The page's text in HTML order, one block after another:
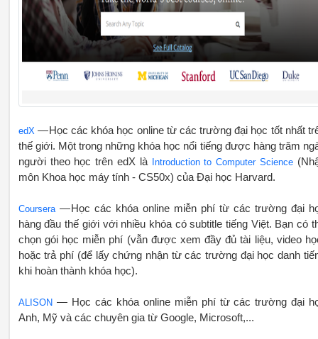
edX — Học các khóa học online từ các trường đại học tốt nhất
thế giới. Một trong những khóa học nổi tiếng được hàng trăm
người theo học trên edX là Introduction to Computer Science
môn Khoa học máy tính - CS50x) của Đại học Harvard.
Coursera— Học các khóa online miễn phí từ các trường đại
hàng đầu thế giới với nhiều khóa có subtitle tiếng Việt. Bạn có
chọn gói học miễn phí (vẫn được xem đầy đủ tài liệu, video
hoặc trả phí (để lấy chứng nhận từ các trường đại học danh
khi hoàn thành khóa học).
ALISON— Học các khóa online miễn phí từ các trường đại
Anh, Mỹ và các chuyên gia từ Google, Microsoft,...